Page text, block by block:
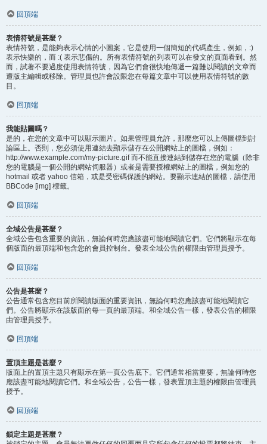
回頂端
表情符號是甚麼？
表情符號，是能夠表示心情的小圖案，它是使用一個簡短的代碼產生，例如，:)
表示快樂的，而 :( 表示悲傷的。所有表情符號的列表可以在發文的頁面看到。然
而，試著不要過度使用表情符號，因為它們會很快地傳遞一篇難以閱讀的文章而
遭版主編輯或移除。管理員也許會設限您在每篇文章中可以使用表情符號的數
目。
回頂端
我能貼圖嗎？
是的，在您的文章中可以顯示圖片。如果管理員允許，那麼您可以上傳圖檔到討
論區上。否則，您必須使用連結去顯示儲存在公開網站上的圖檔，例如：
http://www.example.com/my-picture.gif 而不能直接連結到儲存在您的電腦（除非
您的電腦是一個公開的網站伺服器）或者是需要授權網站上的圖檔，例如您的
hotmail 或者 yahoo 信箱，或是受密碼保護的網站。要顯示連結的圖檔，請使用
BBCode [img] 標籤。
回頂端
全域公告是甚麼？
全域公告包含重要的資訊，無論何時您應該盡可能地閱讀它們。它們將顯示在每
個版面的最頂端和包含您的會員控制台。發表全域公告的權限由管理員授予。
回頂端
公告是甚麼？
公告通常包含您目前所閱讀版面的重要資訊，無論何時您應該盡可能地閱讀它
們。公告將顯示在該版面的每一頁的最頂端。和全域公告一樣，發表公告的權限
由管理員授予。
回頂端
置頂主題是甚麼？
版面上的置頂主題只有顯示在第一頁公告底下。它們通常相當重要，無論何時您
應該盡可能地閱讀它們。和全域公告，公告一樣，發表置頂主題的權限由管理員
授予。
回頂端
鎖定主題是甚麼？